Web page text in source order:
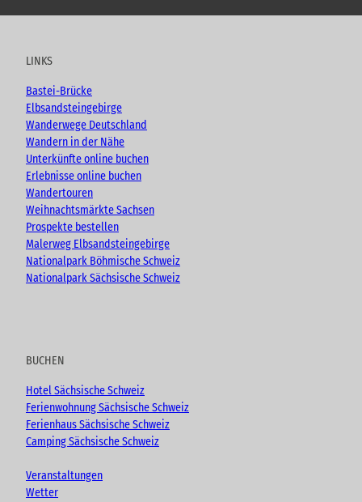
u
e
c
o
k
s
r
a
m
o
LINKS
Bastei-Brücke
Elbsandsteingebirge
Wanderwege Deutschland
Wandern in der Nähe
Unterkünfte online buchen
Erlebnisse online buchen
Wandertouren
Weihnachtsmärkte Sachsen
Prospekte bestellen
Malerweg Elbsandsteingebirge
Nationalpark Böhmische Schweiz
Nationalpark Sächsische Schweiz
BUCHEN
Hotel Sächsische Schweiz
Ferienwohnung Sächsische Schweiz
Ferienhaus Sächsische Schweiz
Camping Sächsische Schweiz
Veranstaltungen
Wetter